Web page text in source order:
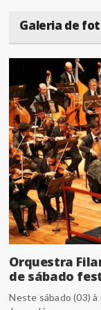
Galeria de
Orquestra
de sábado
Neste sábado (03)